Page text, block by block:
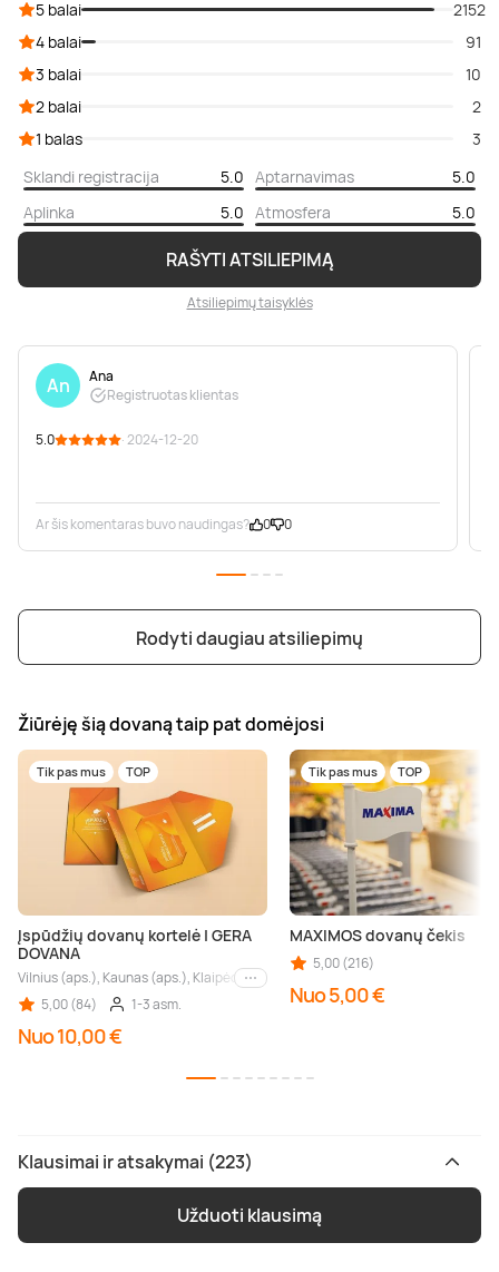
RAŠYTI ATSILIEPIMĄ
Atsiliepimų taisyklės
5 balai
2152
4 balai
91
3 balai
10
2 balai
2
1 balas
3
Sklandi registracija
5.0 Aptarnavimas
5.0
Aplinka
5.0 Atmosfera 5.0
An
Ana
Registruotas klientas
5.0 · 2024-12-20
Ar šis komentaras buvo naudingas? 0 0
Rodyti daugiau atsiliepimų
Žiūrėję šią dovaną taip pat domėjosi
Tik pas mus TOP
Įspūdžių dovanų kortelė | GERA
DOVANA
Vilnius (aps.), Kaunas (aps.), Klaipėda (aps.), Palanga (aps.), Nida (aps.),
Kiti miestai
5,00 (84)
1-3 asm.
Nuo 10,00 €
Tik pas mus TOP
MAXIMOS dovanų čekis
5,00 (216)
Nuo 5,00 €
Klausimai ir atsakymai (223)
Užduoti klausimą